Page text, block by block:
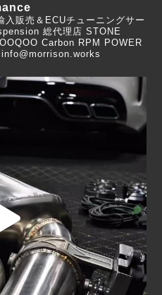
入販売＆ECUチューニングサー
総代理店 STONE
Carbon RPM POWER
info@morrison.works